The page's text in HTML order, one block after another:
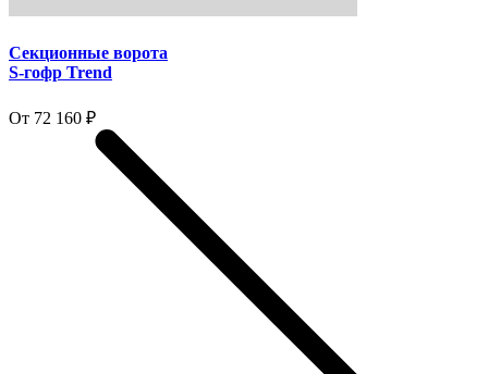
Секционные ворота
S-гофр Trend
От 72 160 ₽